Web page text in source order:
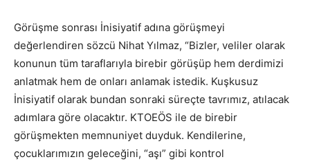
Görüşme sonrası İnisiyatif adına görüşmeyi
değerlendiren sözcü Nihat Yılmaz, “Bizler, veliler olarak
konunun tüm taraflarıyla birebir görüşüp hem derdimizi
anlatmak hem de onları anlamak istedik. Kuşkusuz
İnisiyatif olarak bundan sonraki süreçte tavrımız, atılacak
adımlara göre olacaktır. KTOEÖS ile de birebir
görüşmekten memnuniyet duyduk. Kendilerine,
çocuklarımızın geleceğini, “aşı” gibi kontrol